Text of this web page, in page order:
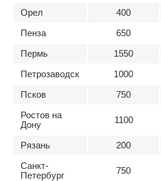
Орел
400
Пенза
650
Пермь
1550
Петрозаводск
1000
Псков
750
Ростов на
Дону
1100
Рязань 200
Санкт-
Петербург
750